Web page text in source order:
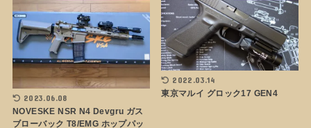
2023.06.08
NOVESKE NSR N4 Devgru ガス
ブローバック T8/EMG ホップパッ
2022.03.14
東京マルイ グロック17 GEN4